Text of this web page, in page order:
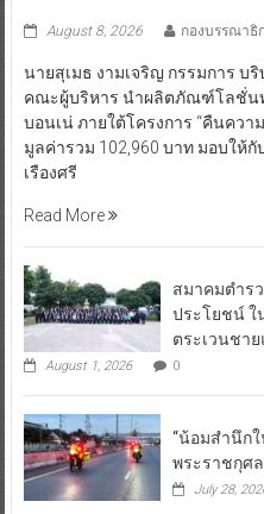
August 8, 2026 กองบรรณาธิ
นายสุเมธ งามเจริญ กรรมการ บ
คณะผู้บริหาร นำผลิตภัณฑ์โลชั่น
บอนเน่ ภายใต้โครงการ “คืนคว
มูลค่ารวม 102,960 บาท มอบให้
เรืองศรี
Read More
สมาคมตำร
ประโยชน์ ใ
ตระเวนชา
August 1, 2026 0
“น้อมสำนึก
พระราชกุศ
July 28,